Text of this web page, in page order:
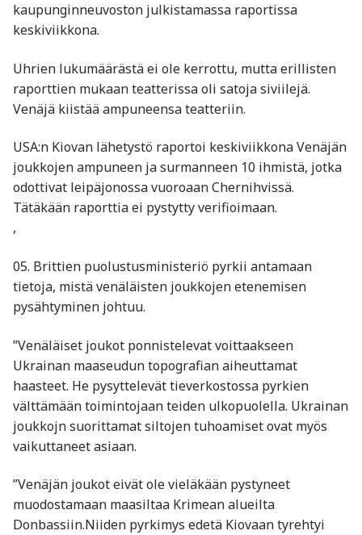
kaupunginneuvoston julkistamassa raportissa
keskiviikkona.
Uhrien lukumäärästä ei ole kerrottu, mutta erillisten
raporttien mukaan teatterissa oli satoja siviilejä.
Venäjä kiistää ampuneensa teatteriin.
USA:n Kiovan lähetystö raportoi keskiviikkona Venäjän
joukkojen ampuneen ja surmanneen 10 ihmistä, jotka
odottivat leipäjonossa vuoroaan Chernihvissä.
Tätäkään raporttia ei pystytty verifioimaan.
,
05. Brittien puolustusministeriö pyrkii antamaan
tietoja, mistä venäläisten joukkojen etenemisen
pysähtyminen johtuu.
”Venäläiset joukot ponnistelevat voittaakseen
Ukrainan maaseudun topografian aiheuttamat
haasteet. He pysyttelevät tieverkostossa pyrkien
välttämään toimintojaan teiden ulkopuolella. Ukrainan
joukkojn suorittamat siltojen tuhoamiset ovat myös
vaikuttaneet asiaan.
”Venäjän joukot eivät ole vieläkään pystyneet
muodostamaan maasiltaa Krimean alueilta
Donbassiin.Niiden pyrkimys edetä Kiovaan tyrehtyi